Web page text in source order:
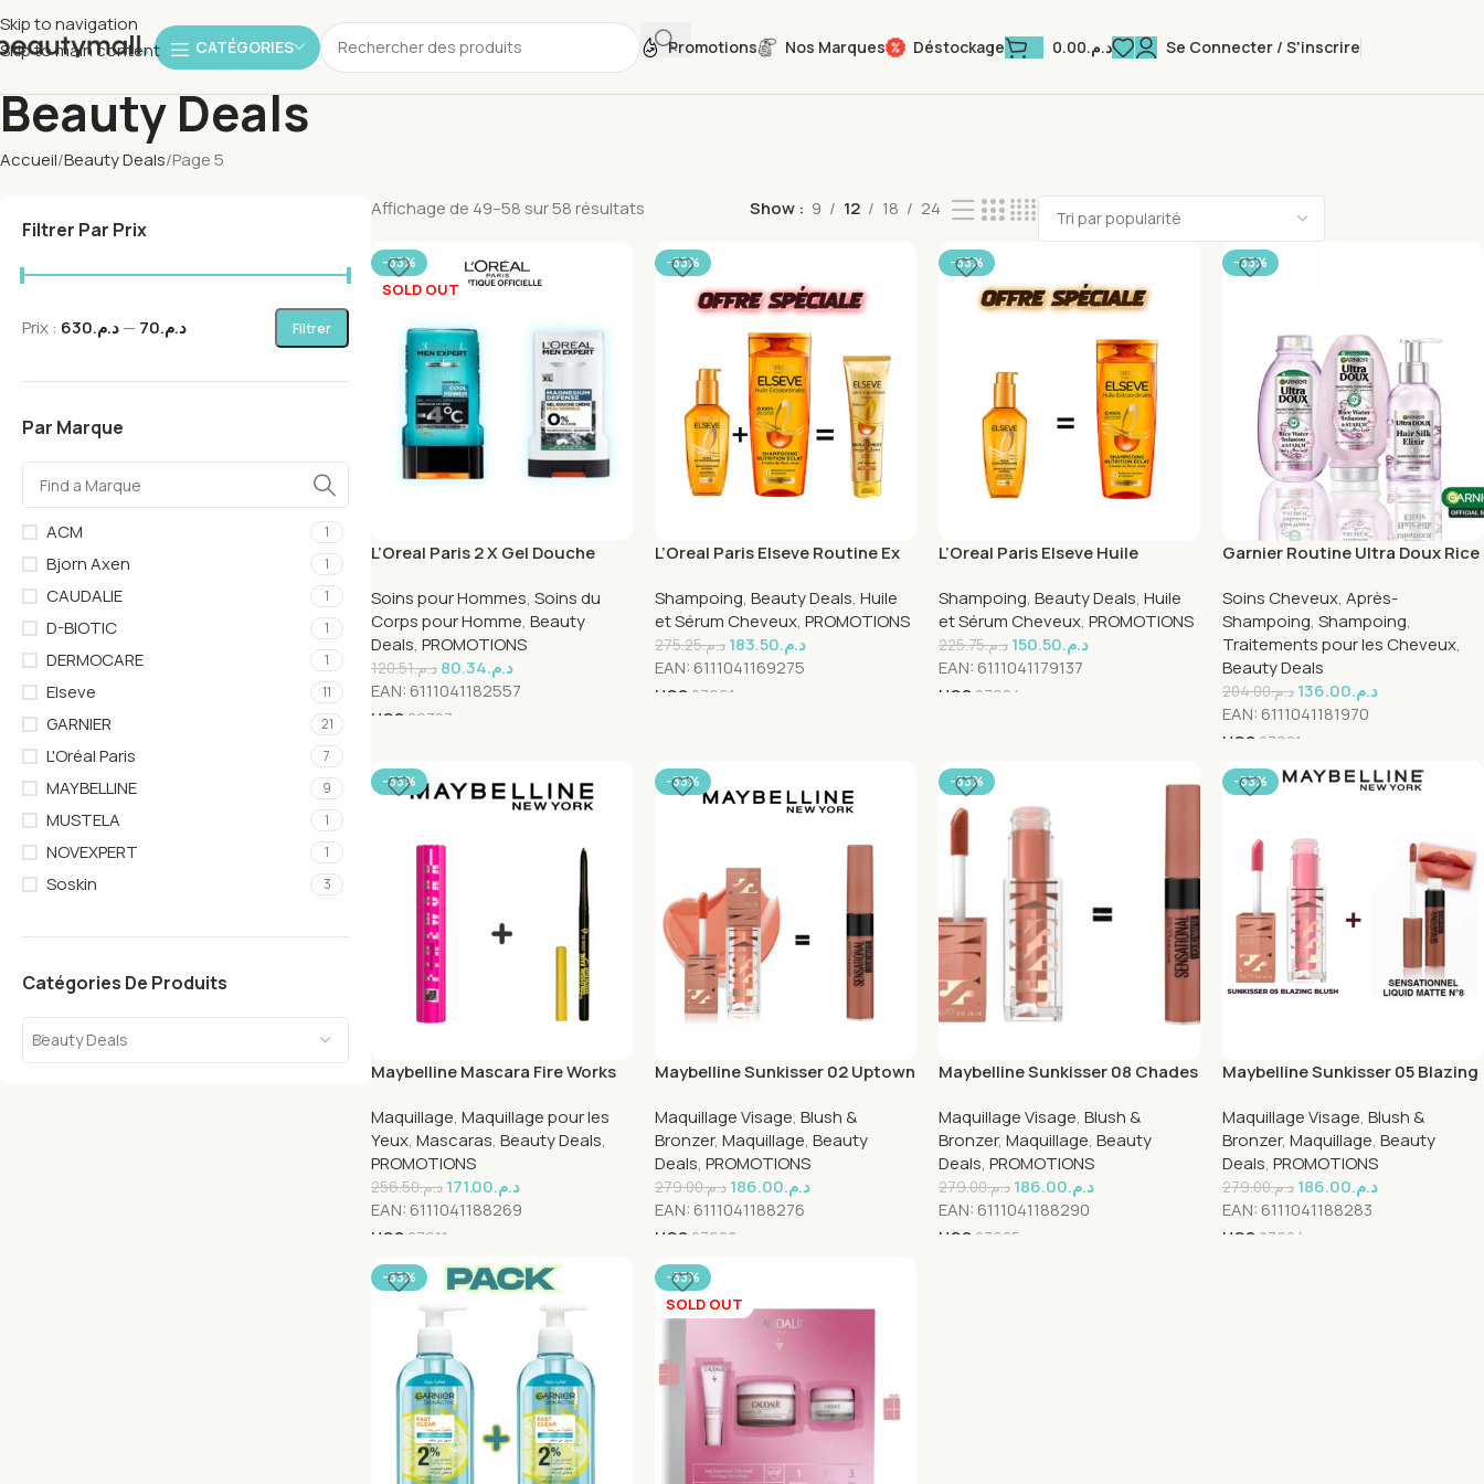
Skip to navigation
Skip to main content
CATÉGORIES Promotions Nos Marques Déstockage د.م.0.00 Se Connecter / S'inscrire
Beauty Deals
Accueil Beauty Deals Page 5
Filtrer Par Prix
Filtrer
Prix : د.م.70 —د.م.630
Par Marque
ACM 1
Bjorn Axen 1
CAUDALIE 1
D-BIOTIC 1
DERMOCARE 1
Elseve 11
GARNIER 21
L'Oréal Paris 7
MAYBELLINE 9
MUSTELA 1
NOVEXPERT 1
Soskin 3
Catégories De Produits
Beauty Deals
Affichage de 49–58 sur 58 résultats Show 9 12 18 24
-33%
SOLD OUT
L’Oreal Paris 2 X Gel Douche
Soins pour Hommes, Soins du
Corps pour Homme, Beauty
Deals, PROMOTIONS
د.م.120.51 د.م.80.34
EAN: 6111041182557
UGS 29323
-33%
L’Oreal Paris Elseve Routine Ex
200ml+Oil Replacement 125ml
Shampoing, Beauty Deals, Huile
et Sérum Cheveux, PROMOTIONS
د.م.275.25 د.م.183.50
EAN: 6111041169275
UGS 27991
-33%
L’Oreal Paris Elseve Huile
Secs shampooing 200ml+Serum
100ml
Shampoing, Beauty Deals, Huile
et Sérum Cheveux, PROMOTIONS
د.م.225.75 د.م.150.50
EAN: 6111041179137
UGS 27984
-33%
Garnier Routine Ultra Doux Rice
Apres Shampooing
Soins Cheveux, Après-
Shampoing, Shampoing,
Traitements pour les Cheveux,
Beauty Deals
د.م.204.00 د.م.136.00
EAN: 6111041181970
UGS 27981
-33%
Maybelline Mascara Fire Works
Oil Pack
Maquillage, Maquillage pour les
Yeux, Mascaras, Beauty Deals,
PROMOTIONS
د.م.256.50 د.م.171.00
EAN: 6111041188269
UGS 27611
-33%
Maybelline Sunkisser 02 Uptown
N08 Pack
Maquillage Visage, Blush &
Bronzer, Maquillage, Beauty
Deals, PROMOTIONS
د.م.279.00 د.م.186.00
EAN: 6111041188276
UGS 27606
-33%
Maybelline Sunkisser 08 Chades
N08 Pack
Maquillage Visage, Blush &
Bronzer, Maquillage, Beauty
Deals, PROMOTIONS
د.م.279.00 د.م.186.00
EAN: 6111041188290
UGS 27605
-33%
Maybelline Sunkisser 05 Blazing
N08 Pack
Maquillage Visage, Blush &
Bronzer, Maquillage, Beauty
Deals, PROMOTIONS
د.م.279.00 د.م.186.00
EAN: 6111041188283
UGS 27604
-33% -33%
SOLD OUT